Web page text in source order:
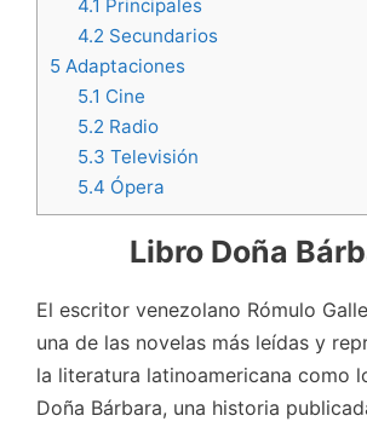
4.1 Principales
4.2 Secundarios
5 Adaptaciones
5.1 Cine
5.2 Radio
5.3 Televisión
5.4 Ópera
Libro Doña
El escritor venezolano Rómulo
una de las novelas más leídas y
la literatura latinoamericana como
Doña Bárbara, una historia